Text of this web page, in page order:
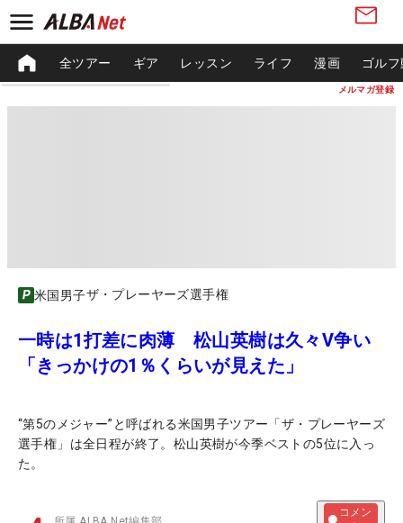
メルマガ登録
全ツアー ギア レッスン ライフ 漫画 ゴル
米国男子ザ・プレーヤーズ選手権
一時は1打差に肉薄 松山英樹は久々V争い
「きっかけの1％くらいが見えた」
“第5のメジャー”と呼ばれる米国男子ツアー「ザ・プレーヤーズ
選手権」は全日程が終了。松山英樹が今季ベストの5位に入っ
た。
コメン